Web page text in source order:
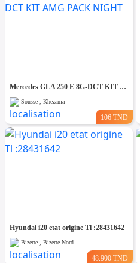
Mercedes GLA 250 E 8G-DCT KIT AMG PACK NIGHT
Sousse , Khezama
106 TND
Hyundai i20 etat origine Tl :28431642
Bizerte , Bizerte Nord
48.900 TND